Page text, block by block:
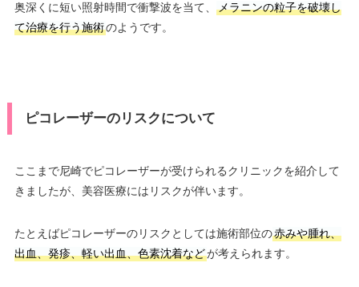
奥深くに短い照射時間で衝撃波を当て、
メラニンの粒子を破壊し
て治療を行う施術のようです。
ピコレーザーのリスクについて
ここまで尼崎でピコレーザーが受けられるクリニックを紹介して
きましたが、美容医療にはリスクが伴います。
たとえばピコレーザーのリスクとしては施術部位の赤みや腫れ、
出血、発疹、軽い出血、色素沈着などが考えられます。